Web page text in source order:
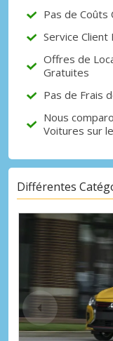
Pas de Coûts
Service Client
Offres de
Gratuites
Pas de Frais
Nous
Voitures sur
Différentes